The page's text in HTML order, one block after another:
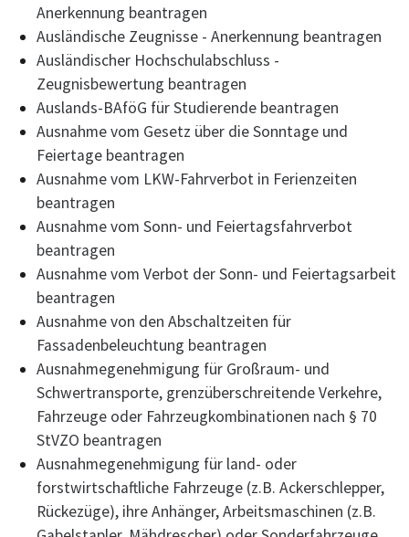
Anerkennung beantragen
Ausländische Zeugnisse - Anerkennung beantragen
Ausländischer Hochschulabschluss -
Zeugnisbewertung beantragen
Auslands-BAföG für Studierende beantragen
Ausnahme vom Gesetz über die Sonntage und
Feiertage beantragen
Ausnahme vom LKW-Fahrverbot in Ferienzeiten
beantragen
Ausnahme vom Sonn- und Feiertagsfahrverbot
beantragen
Ausnahme vom Verbot der Sonn- und Feiertagsarbeit
beantragen
Ausnahme von den Abschaltzeiten für
Fassadenbeleuchtung beantragen
Ausnahmegenehmigung für Großraum- und
Schwertransporte, grenzüberschreitende Verkehre,
Fahrzeuge oder Fahrzeugkombinationen nach § 70
StVZO beantragen
Ausnahmegenehmigung für land- oder
forstwirtschaftliche Fahrzeuge (z.B. Ackerschlepper,
Rückezüge), ihre Anhänger, Arbeitsmaschinen (z.B.